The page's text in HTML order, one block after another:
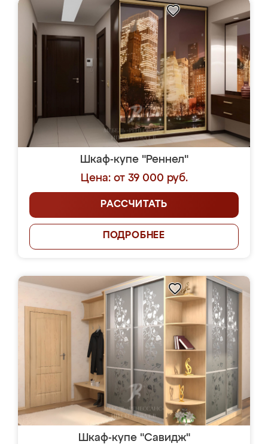
Шкаф-купе "Реннел"
Цена: от 39 000 руб.
РАССЧИТАТЬ
ПОДРОБНЕЕ
Шкаф-купе "Савидж"